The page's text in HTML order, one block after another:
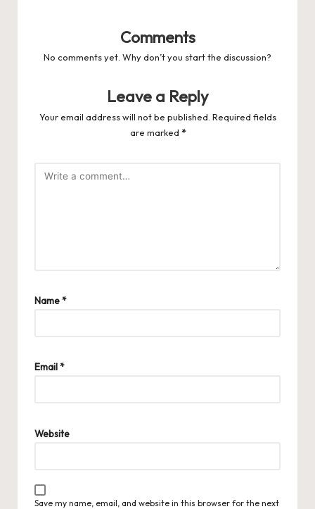
Comments
No comments yet. Why don’t you start the discussion?
Leave a Reply
Your email address will not be published. Required fields
are marked *
Name*
Email*
Website
Save my name, email, and website in this browser for the next